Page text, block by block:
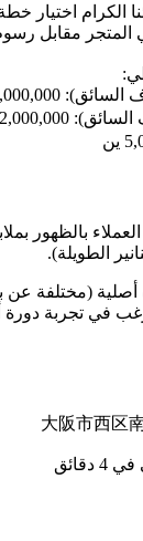
الكرام اختيار
المتجر مقابل
800,000,000 ين
2,000,000 ين
بالظهور
الطويلة).
أصلية (مختلفة عن
في تجربة